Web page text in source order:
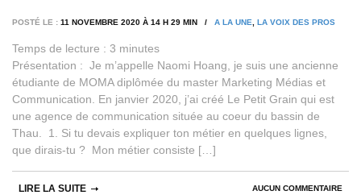
POSTÉ LE : 11 NOVEMBRE 2020 À 14 H 29 MIN / A LA UNE LA VOIX DES PROS
Temps de lecture : 3 minutes
Présentation : Je m’appelle Naomi Hoang, je suis une ancienne
étudiante de MOMA diplômée du master Marketing Médias et
Communication. En janvier 2020, j’ai créé Le Petit Grain qui est
une agence de communication située au coeur du bassin de
Thau. 1. Si tu devais expliquer ton métier en quelques lignes,
que dirais-tu ? Mon métier consiste […]
AUCUN COMMENTAIRE
LIRE LA SUITE